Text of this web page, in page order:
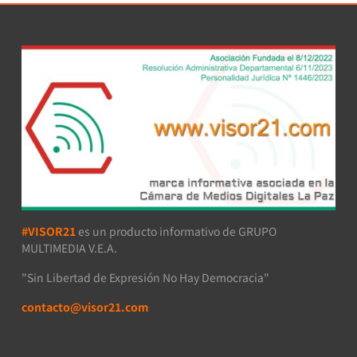
#VISOR21 es un producto informativo de GRUPO
MULTIMEDIA V.E.A.
"Sin Libertad de Expresión No Hay Democracia"
contacto@visor21.com